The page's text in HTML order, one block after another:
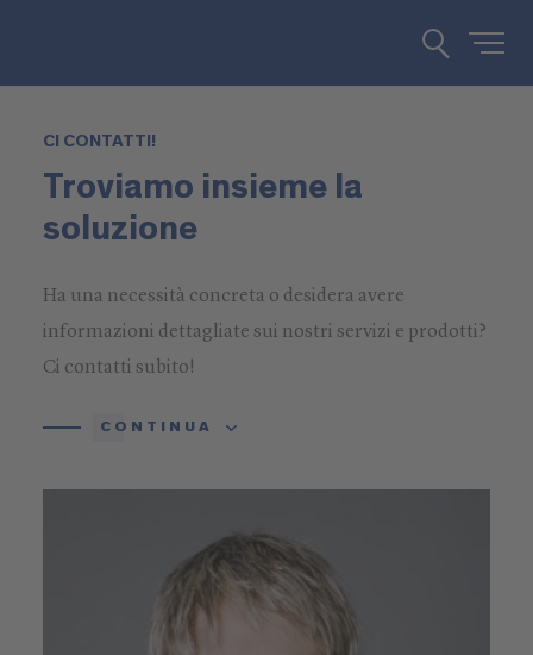
CI CONTATTI!
Troviamo insieme la
soluzione
Ha una necessità concreta o desidera avere
informazioni dettagliate sui nostri servizi e prodotti?
Ci contatti subito!
CONTINUA